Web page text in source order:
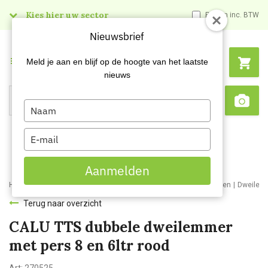
Kies hier uw sector Prijzen inc. BTW
Search
Menu
Home Webshop Schoonmaakartikelen Schoonmaakmaterialen
Terug naar overzicht
CALU TTS dubbele dweilemmer
met pers 8 en 6ltr rood
Nieuwsbrief
Meld je aan en blijf op de hoogte van het laatste
nieuws
Type
your
name
Type
your
email
Aanmelden